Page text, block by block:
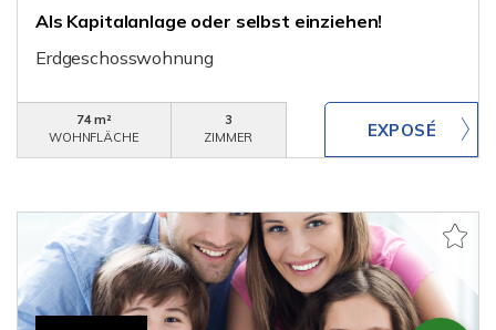
Als Kapitalanlage oder selbst einziehen!
Erdgeschosswohnung
74 m²
WOHNFLÄCHE
3
ZIMMER